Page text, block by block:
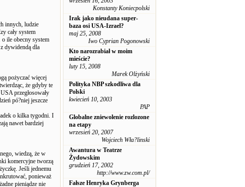
innych, ludzie
cały system
o ile obecny system
z dywidendą dla
pożyczać więcej
że gdyby te
przegłosowały
pó?niej jeszcze
o kilka tygodni. I
nawet bardziej
wiedzą, że w
komercyjne tworzą
Jeśli jednemu
ponieważ
pieniądze nie
Konstanty Koniecpolski
Irak jako nieudana super-
baza osi USA-Izrael?
maj 25, 2008
Iwo Cyprian Pogonowski
Kto narozrabiał w moim
mieście?
luty 15, 2008
Marek Olżyński
Polityka NBP szkodliwa dla
Polski
kwiecień 10, 2003
PAP
Globalne zniewolenie rozlozone
na etapy
wrzesień 20, 2007
Wojciech Wła?linski
Awantura w Teatrze
Żydowskim
grudzień 17, 2002
http://www.zw.com.pl/
Fałsze Henryka Grynberga